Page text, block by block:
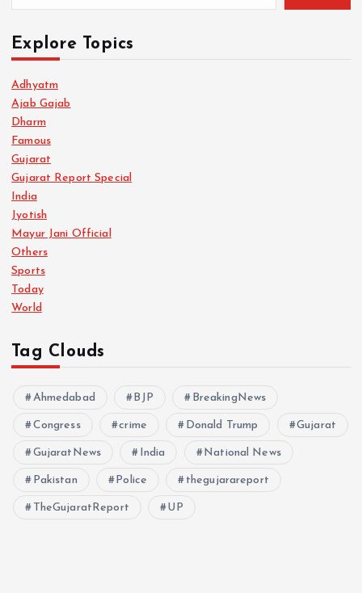
Explore Topics
Adhyatm
Ajab Gajab
Dharm
Famous
Gujarat
Gujarat Report Special
India
Jyotish
Mayur Jani Official
Others
Sports
Today
World
Tag Clouds
Ahmedabad BJP BreakingNews
Congress crime Donald Trump Gujarat
GujaratNews India National News
Pakistan Police thegujarareport
TheGujaratReport UP